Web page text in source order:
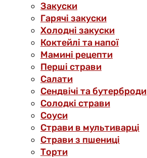
Закуски
Гарячі закуски
Холодні закуски
Коктейлі та напої
Мамині рецепти
Перші страви
Салати
Сендвічі та бутерброди
Солодкі страви
Соуси
Страви в мультиварці
Страви з пшениці
Торти